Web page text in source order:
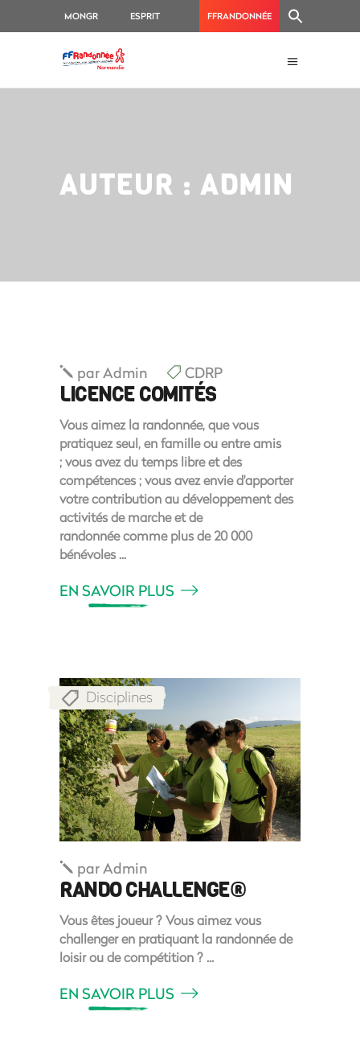
MONGR ESPRIT FFRANDONNÉE
AUTEUR : ADMIN
parAdmin CDRP
LICENCE COMITÉS
Vous aimez la randonnée, que vous
pratiquez seul, en famille ou entre amis
; vous avez du temps libre et des
compétences ; vous avez envie d'apporter
votre contribution au développement des
activités de marche et de
randonnée comme plus de 20 000
bénévoles
EN SAVOIR PLUS
Disciplines
parAdmin
RANDO CHALLENGE®
Vous êtes joueur ? Vous aimez vous
challenger en pratiquant la randonnée de
loisir ou de compétition ?
EN SAVOIR PLUS